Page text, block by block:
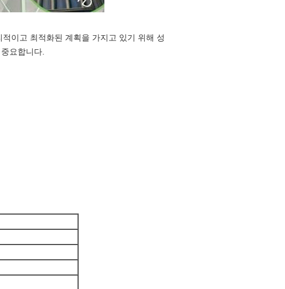
이고 최적화된 계획을 가지고 있기 위해 성
요합니다.